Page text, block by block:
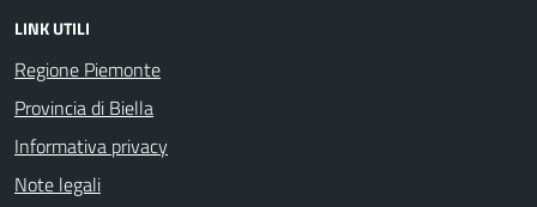
LINK UTILI
Regione Piemonte
Provincia di Biella
Informativa privacy
Note legali